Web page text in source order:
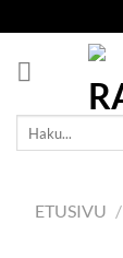
to
content
Etsi:
ETUSIVU /